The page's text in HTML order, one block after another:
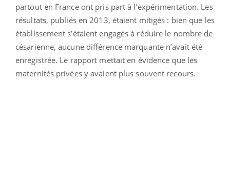
partout en France ont pris part à l’expérimentation. Les
résultats, publiés en 2013, étaient mitigés : bien que les
établissement s’étaient engagés à réduire le nombre de
césarienne, aucune différence marquante n’avait été
enregistrée. Le rapport mettait en évidence que les
maternités privées y avaient plus souvent recours.